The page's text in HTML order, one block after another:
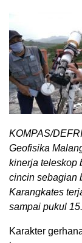
KOMPAS/
Geofisika
kinerja teleskop
cincin sebagian
Karangkates
sampai pukul
Karakter